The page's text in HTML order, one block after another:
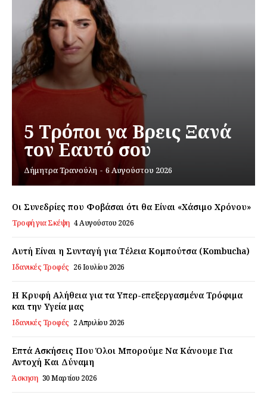
Εγγραφείτε τώρα!
Daily Food
Σχετικά με εμάς
Αποποίηση Ευθυνών
Ο λογαριασμός μου
Επικοινωνία
5 Τρόποι να Βρεις Ξανά
τον Εαυτό σου
Δήμητρα Τρανούλη - 6 Αυγούστου 2026
Οι Συνεδρίες που Φοβάσαι ότι θα Είναι «Χάσιμο Χρόνου»
Τροφή για Σκέψη 4 Αυγούστου 2026
Αυτή Είναι η Συνταγή για Τέλεια Κομπούτσα (Kombucha)
Ιδανικές Τροφές 26 Ιουλίου 2026
Η Κρυφή Αλήθεια για τα Υπερ-επεξεργασμένα Τρόφιμα
και την Υγεία μας
Ιδανικές Τροφές 2 Απριλίου 2026
Επτά Ασκήσεις Που Όλοι Μπορούμε Να Κάνουμε Για
Αντοχή Και Δύναμη
Άσκηση 30 Μαρτίου 2026